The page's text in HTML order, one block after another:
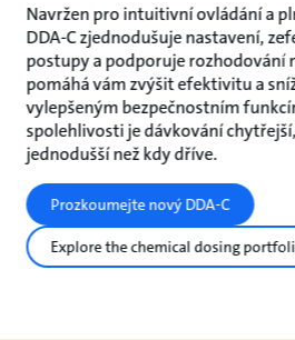
Navržen pro intuitivní ovládání a
DDA-C zjednodušuje nastavení,
postupy a podporuje rozhodování
pomáhá vám zvýšit efektivitu a
vylepšeným bezpečnostním
spolehlivosti je dávkování
jednodušší než kdy dříve.
Prozkoumejte nový DDA-C
Explore the chemical dosing